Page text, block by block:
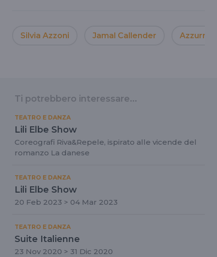
Silvia Azzoni Jamal Callender Azzurra
Ti potrebbero interessare...
TEATRO E DANZA
Lili Elbe Show
Coreografi Riva&Repele, ispirato alle vicende del
romanzo La danese
TEATRO E DANZA
Lili Elbe Show
20 Feb 2023 > 04 Mar 2023
TEATRO E DANZA
Suite Italienne
23 Nov 2020 > 31 Dic 2020